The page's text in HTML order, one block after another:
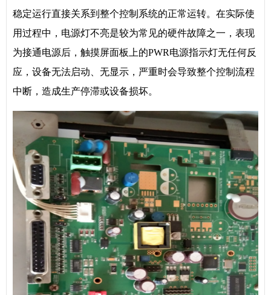
稳定运行直接关系到整个控制系统的正常运转。在实际使
用过程中，电源灯不亮是较为常见的硬件故障之一，表现
为接通电源后，触摸屏面板上的PWR电源指示灯无任何反
应，设备无法启动、无显示，严重时会导致整个控制流程
中断，造成生产停滞或设备损坏。